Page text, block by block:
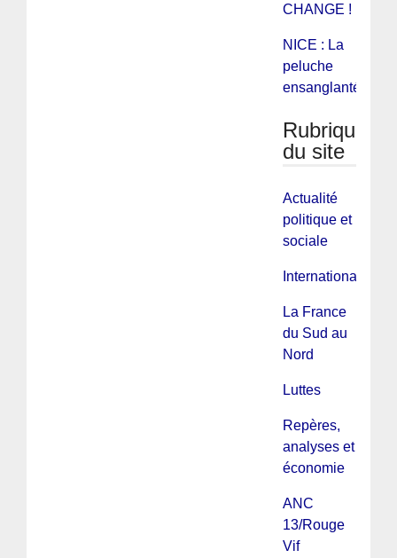
CHANGE !
NICE : La
peluche
ensanglantée
Rubriques
du site
Actualité
politique et
sociale
International
La France
du Sud au
Nord
Luttes
Repères,
analyses et
économie
ANC
13/Rouge
Vif